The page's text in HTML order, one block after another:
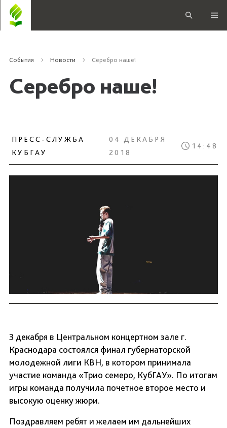
События Новости Серебро наше!
Серебро наше!
ПРЕСС-СЛУЖБА
КУБГАУ
04 ДЕКАБРЯ
2018
14:48
3 декабря в Центральном концертном зале г.
Краснодара состоялся финал губернаторской
молодежной лиги КВН, в котором принимала
участие команда «Трио семеро, КубГАУ». По итогам
игры команда получила почетное второе место и
высокую оценку жюри.
Поздравляем ребят и желаем им дальнейших